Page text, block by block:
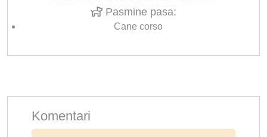
Pasmine pasa:
Cane corso
Komentari